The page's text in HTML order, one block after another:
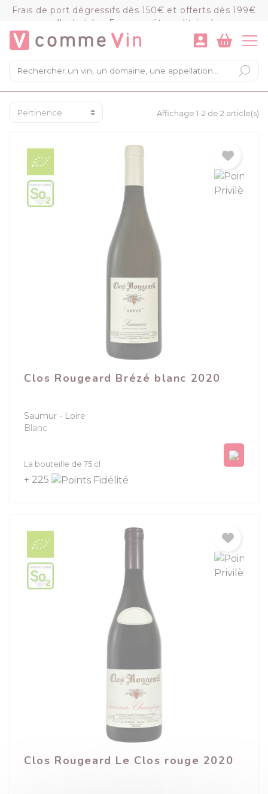
Frais de port dégressifs dès 150€ et offerts dès 199€
d'achat (en France métropolitaine)
×
Mon panier
Chargement du panier...
VOIR LE PANIER COMMANDER
Affichage 1-2 de 2 article(s)
Clos Rougeard Brézé blanc 2020
Saumur
Loire
Blanc
Prix
La bouteille de 75 cl
+ 225
Clos Rougeard Le Clos rouge 2020
Panneau de gestion des cookies